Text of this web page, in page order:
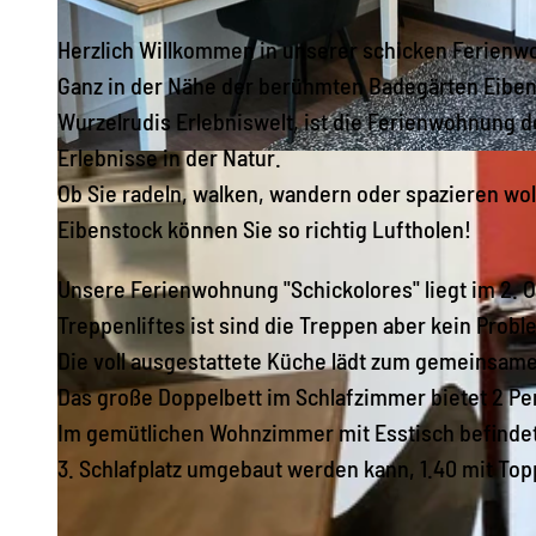
I
M
G
_
2
1
0
9
Herzlich Willkommen in unserer schicken
Ganz in der Nähe der berühmten Badegärten
Wurzelrudis Erlebniswelt, ist die Ferienwohnung
Erlebnisse in der Natur.
Ob Sie radeln, walken, wandern oder spazieren
Eibenstock können Sie so richtig Luftholen!
Unsere Ferienwohnung "Schickolores" liegt im 2.
Treppenliftes ist sind die Treppen aber kein
Die voll ausgestattete Küche lädt zum
Das große Doppelbett im Schlafzimmer bietet 2
Im gemütlichen Wohnzimmer mit Esstisch
3. Schlafplatz umgebaut werden kann, 1.40 mit